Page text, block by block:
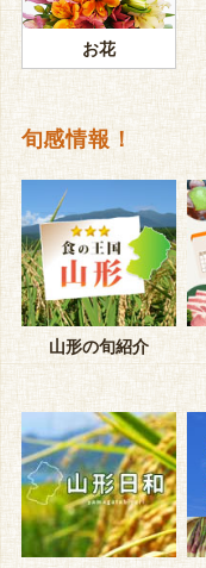
お花
旬感情報！
山形の旬紹介